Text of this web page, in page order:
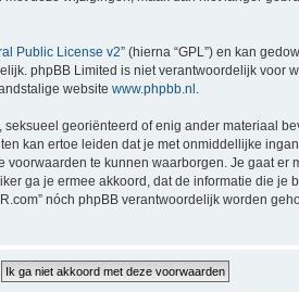
Public License v2” (hierna “GPL”) en kan
phpBB Limited is niet verantwoordelijk voor
website www.phpbb.nl .
georiënteerd of enig ander materiaal
kan ertoe leiden dat je met onmiddellijke
te kunnen waarborgen. Je gaat er
ga je ermee akkoord, dat de informatie die je
nóch phpBB verantwoordelijk worden